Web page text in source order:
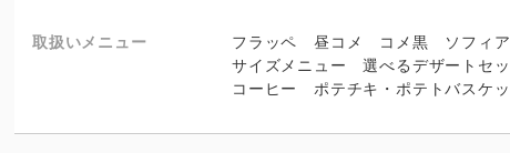
取扱いメニュー
フラッペ 昼コメ コメ黒 ソフィ
サイズメニュー 選べるデザートセ
コーヒー ポテチキ・ポテトバスケ